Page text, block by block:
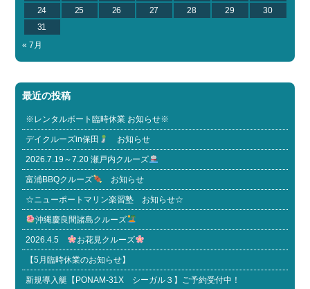
24
25 26 27 28 29
30
31
« 7月
最近の投稿
※レンタルボート臨時休業 お知らせ※
デイクルーズin保田 お知らせ
2026.7.19～7.20 瀬戸内クルーズ
富浦BBQクルーズ お知らせ
☆ニューポートマリン楽習塾 お知らせ☆
沖縄慶良間諸島クルーズ
2026.4.5 お花見クルーズ
【5月臨時休業のお知らせ】
新規導入艇【PONAM-31X シーガル３】ご予約受付中！